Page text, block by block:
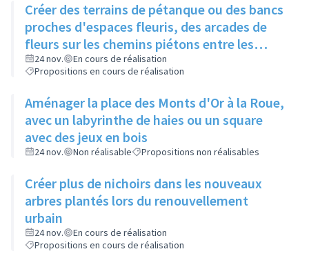
Créer des terrains de pétanque ou des bancs
proches d'espaces fleuris, des arcades de
fleurs sur les chemins piétons entre les
immeubles
24 nov.
En cours de réalisation
Propositions en cours de réalisation
Aménager la place des Monts d'Or à la Roue,
avec un labyrinthe de haies ou un square
avec des jeux en bois
24 nov. Non réalisable Propositions non réalisables
Créer plus de nichoirs dans les nouveaux
arbres plantés lors du renouvellement
urbain
24 nov.
En cours de réalisation
Propositions en cours de réalisation